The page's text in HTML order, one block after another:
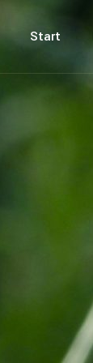
Start